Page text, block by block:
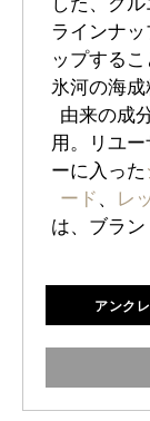
ラインナ
ップする
氷河の海
由来の成
用。リユ
ーに入った
ード 、 レ
は、ブラ
アンク